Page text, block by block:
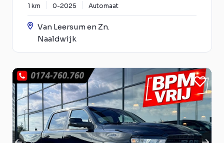
1 km 0-2025 Automaat
Van Leersum en Zn.
Naaldwijk